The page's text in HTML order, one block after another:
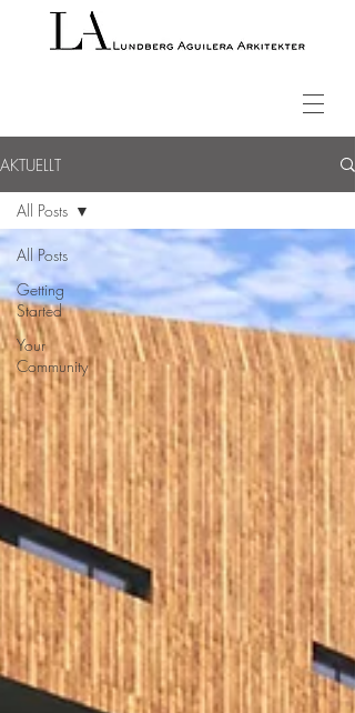
AKTUELLT
All Posts
Getting
Started
Your
Community
All Posts